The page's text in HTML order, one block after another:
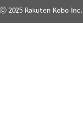
ⓒ 2025 Rakuten Kobo Inc.